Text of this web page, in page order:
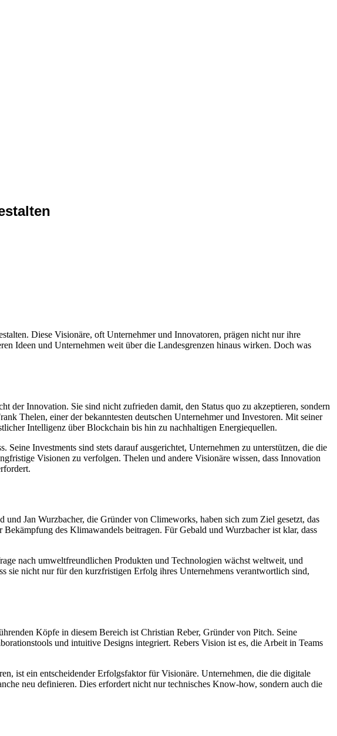
Diese Visionäre, oft Unternehmer und Innovatoren, prägen nicht nur ihre
Ideen und Unternehmen weit über die Landesgrenzen hinaus wirken. Doch was
der Innovation. Sie sind nicht zufrieden damit, den Status quo zu akzeptieren, sondern
Thelen, einer der bekanntesten deutschen Unternehmer und Investoren. Mit seiner
Intelligenz über Blockchain bis hin zu nachhaltigen Energiequellen.
Investments sind stets darauf ausgerichtet, Unternehmen zu unterstützen, die die
Visionen zu verfolgen. Thelen und andere Visionäre wissen, dass Innovation
Jan Wurzbacher, die Gründer von Climeworks, haben sich zum Ziel gesetzt, das
des Klimawandels beitragen. Für Gebald und Wurzbacher ist klar, dass
nach umweltfreundlichen Produkten und Technologien wächst weltweit, und
sie nicht nur für den kurzfristigen Erfolg ihres Unternehmens verantwortlich sind,
Köpfe in diesem Bereich ist Christian Reber, Gründer von Pitch. Seine
und intuitive Designs integriert. Rebers Vision ist es, die Arbeit in Teams
ist ein entscheidender Erfolgsfaktor für Visionäre. Unternehmen, die die digitale
neu definieren. Dies erfordert nicht nur technisches Know-how, sondern auch die